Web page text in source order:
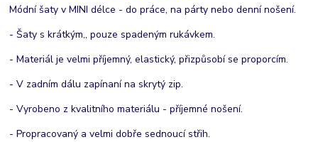
Módní šaty v MINI délce - do práce, na párty nebo denní nošení.
- Šaty s krátkým,, pouze spadeným rukávkem.
- Materiál je velmi příjemný, elastický, přizpůsobí se proporcím.
- V zadním dálu zapínaní na skrytý zip.
- Vyrobeno z kvalitního materiálu - příjemné nošení.
- Propracovaný a velmi dobře sednoucí střih.